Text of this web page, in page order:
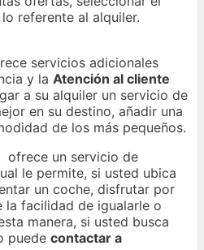
referente al alquiler.
servicios adicionales
y la Atención al cliente
a su alquiler un servicio de
en su destino, añadir una
de los más pequeños.
ofrece un servicio de
le permite, si usted ubica
un coche, disfrutar por
la facilidad de igualarle o
manera, si usted busca
puede contactar a